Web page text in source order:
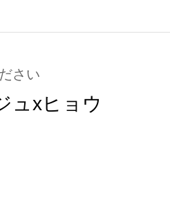
さい
ュxヒョウ